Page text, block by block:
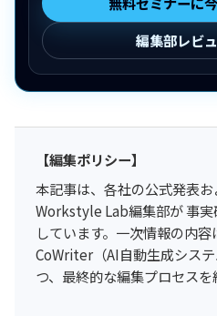
編集部レビ
【編集ポリシー】
本記事は、各社の公式発表
Workstyle Lab編集部が 事
しています。一次情報の内容
CoWriter（AI自動生成シス
つ、最終的な編集プロセスを